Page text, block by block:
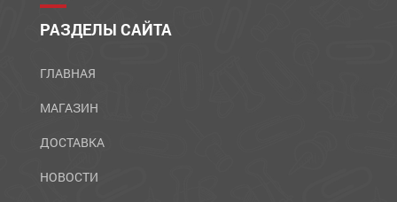
РАЗДЕЛЫ САЙТА
ГЛАВНАЯ
МАГАЗИН
ДОСТАВКА
НОВОСТИ